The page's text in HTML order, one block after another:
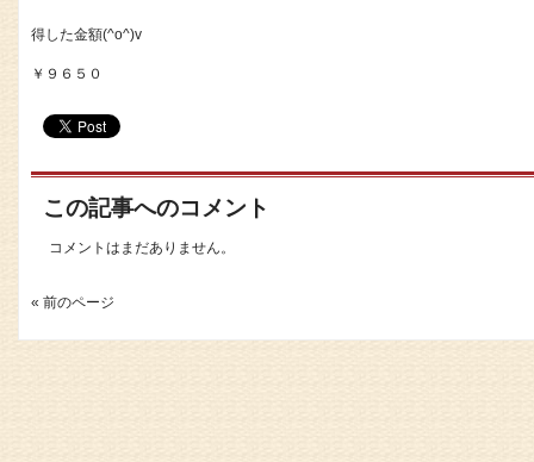
得した金額(^o^)v
￥９６５０
この記事へのコメント
コメントはまだありません。
« 前のページ